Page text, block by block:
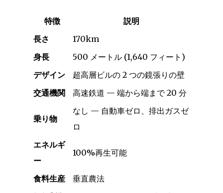
特徴
説明
長さ
170km
身長
500 メートル (1,640 フィート)
デザイン
超高層ビルの 2 つの鏡張りの壁
交通機関
高速鉄道 — 端から端まで 20 分
乗り物
なし — 自動車ゼロ、排出ガスゼ
ロ
エネルギ
ー
100%再生可能
食料生産
垂直農法